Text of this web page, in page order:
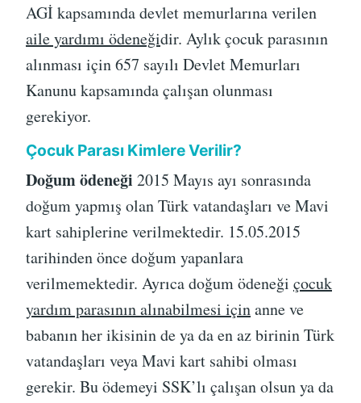
AGİ kapsamında devlet memurlarına verilen
aile yardımı ödeneğidir. Aylık çocuk parasının
alınması için 657 sayılı Devlet Memurları
Kanunu kapsamında çalışan olunması
gerekiyor.
Çocuk Parası Kimlere Verilir?
Doğum ödeneği 2015 Mayıs ayı sonrasında
doğum yapmış olan Türk vatandaşları ve Mavi
kart sahiplerine verilmektedir. 15.05.2015
tarihinden önce doğum yapanlara
verilmemektedir. Ayrıca doğum ödeneği çocuk
yardım parasının alınabilmesi içinanne ve
babanın her ikisinin de ya da en az birinin Türk
vatandaşları veya Mavi kart sahibi olması
gerekir. Bu ödemeyi SSK’lı çalışan olsun ya da